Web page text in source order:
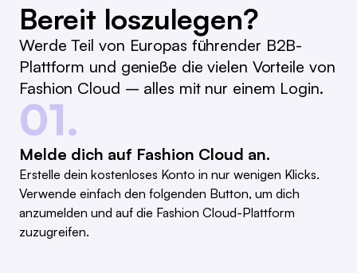
Bereit loszulegen?
Werde Teil von Europas führender B2B-
Plattform und genieße die vielen Vorteile von
Fashion Cloud – alles mit nur einem Login.
01.
Melde dich auf Fashion Cloud an.
Erstelle dein kostenloses Konto in nur wenigen Klicks.
Verwende einfach den folgenden Button, um dich
anzumelden und auf die Fashion Cloud-Plattform
zuzugreifen.